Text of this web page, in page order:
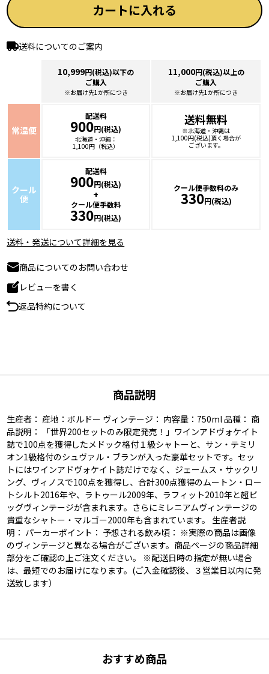
カートに入れる
送料についてのご案内
10,999円(税込)以下の
ご購入
※お届け先1か所につき
11,000円(税込)以上の
ご購入
※お届け先1か所につき
常温便
配送料
900円(税込)
北海道・沖縄：
1,100円（税込）
送料無料
※北海道・沖縄は
1,100円(税込)頂く場合が
ございます。
クール
便
配送料
900円(税込)
+
クール便手数料
330円(税込)
クール便手数料のみ
330円(税込)
送料・発送について詳細を見る
商品についてのお問い合わせ
レビューを書く
返品特約について
商品説明
生産者： 産地：ボルドー ヴィンテージ： 内容量：750ml 品種： 商
品説明： 「世界200セットのみ限定発売！」ワインアドヴォケイト
誌で100点を獲得したメドック格付１級シャトーと、サン・テミリ
オン1級格付のシュヴァル・ブランが入った豪華セットです。セッ
トにはワインアドヴォケイト誌だけでなく、ジェームス・サックリ
ング、ヴィノスで100点を獲得し、合計300点獲得のムートン・ロー
トシルト2016年や、ラトゥール2009年、ラフィット2010年と超ビ
ッグヴィンテージが含まれます。さらにミレニアムヴィンテージの
貴重なシャトー・マルゴー2000年も含まれています。 生産者説
明： パーカーポイント： 予想される飲み頃： ※実際の商品は画像
のヴィンテージと異なる場合がございます。商品ページの商品詳細
部分をご確認の上ご注文ください。 ※配送日時の指定が無い場合
は、最短でのお届けになります。(ご入金確認後、３営業日以内に発
送致します）
おすすめ商品